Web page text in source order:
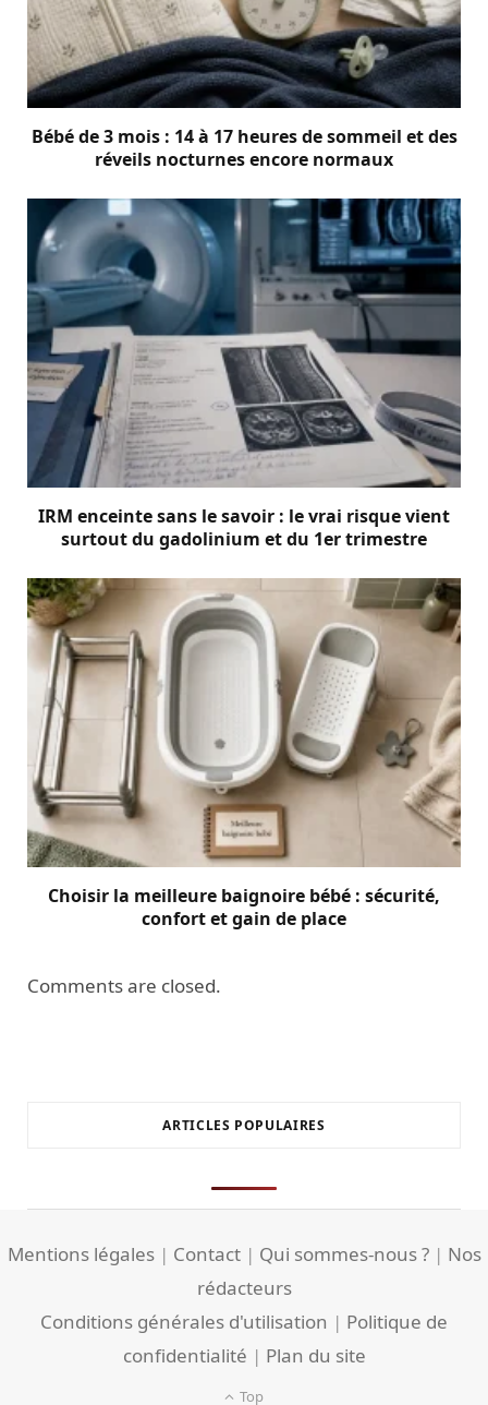
Bébé de 3 mois : 14 à 17 heures de sommeil et des
réveils nocturnes encore normaux
IRM enceinte sans le savoir : le vrai risque vient
surtout du gadolinium et du 1er trimestre
Choisir la meilleure baignoire bébé : sécurité,
confort et gain de place
Comments are closed.
ARTICLES POPULAIRES
Mentions légales| Contact| Qui sommes-nous ?| Nos
rédacteurs
Conditions générales d'utilisation | Politique de
confidentialité | Plan du site
Top